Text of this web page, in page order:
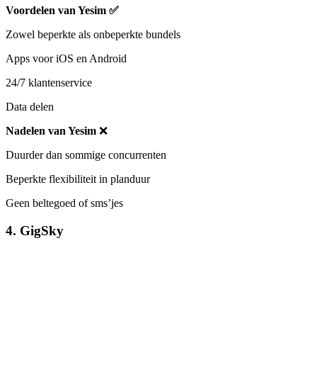
Voordelen van Yesim ✅
Zowel beperkte als onbeperkte bundels
Apps voor iOS en Android
24/7 klantenservice
Data delen
Nadelen van Yesim ❌
Duurder dan sommige concurrenten
Beperkte flexibiliteit in planduur
Geen beltegoed of sms’jes
4. GigSky